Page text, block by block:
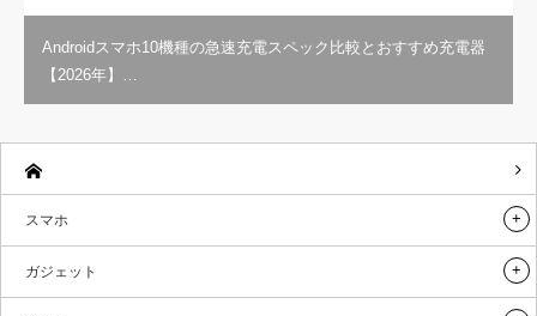
Androidスマホ10機種の急速充電スペック比較とおすすめ充電器
【2026年】…
スマホ
ガジェット